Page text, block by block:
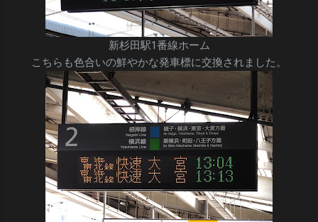
新杉田駅1番線ホーム
こちらも色合いの鮮やかな発車標に交換されました。